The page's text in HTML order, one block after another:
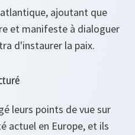
ajoutant que
et manifeste à dialoguer
d'instaurer la paix.
leurs points de vue sur
actuel en Europe, et ils